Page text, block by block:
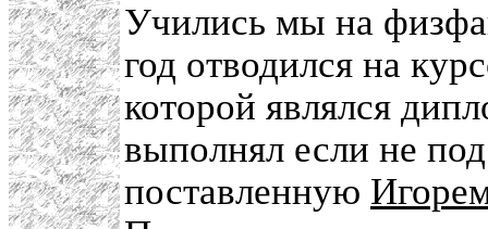
Учились мы на
год отводился на
которой являлся
выполнял если не
поставленную